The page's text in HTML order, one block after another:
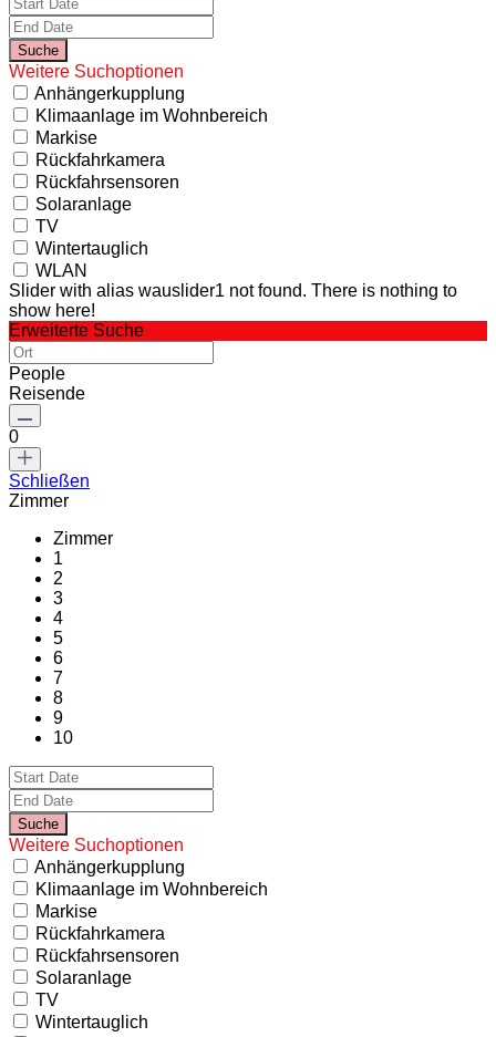
Weitere Suchoptionen
Anhängerkupplung
Klimaanlage im Wohnbereich
Markise
Rückfahrkamera
Rückfahrsensoren
Solaranlage
TV
Wintertauglich
WLAN
Slider with alias wauslider1 not found. There is nothing to
show here!
Erweiterte Suche
People
Reisende
0
Schließen
Zimmer
Zimmer
1
2
3
4
5
6
7
8
9
10
Weitere Suchoptionen
Anhängerkupplung
Klimaanlage im Wohnbereich
Markise
Rückfahrkamera
Rückfahrsensoren
Solaranlage
TV
Wintertauglich